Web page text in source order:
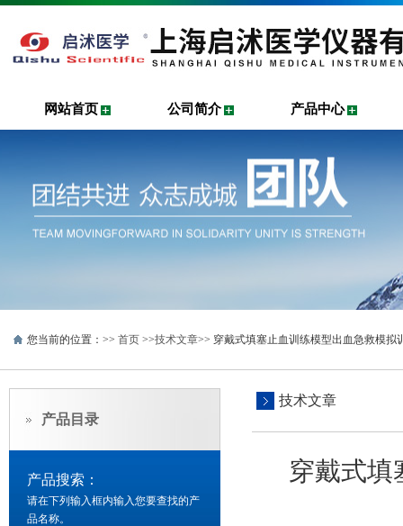
网站首页 公司简介 产品中心
您当前的位置：>> 首页 >>技术文章>> 穿戴式填塞止血训练模型出血急救模拟
产品目录
产品搜索：
请在下列输入框内输入您要查找的产
品名称。
技术文章
穿戴式填